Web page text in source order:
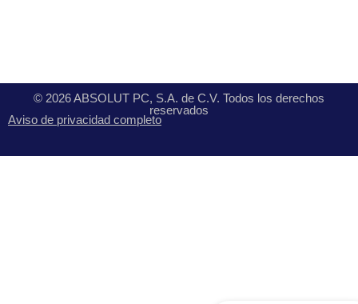
© 2026 ABSOLUT PC, S.A. de C.V. Todos los derechos
reservados
Aviso de privacidad completo